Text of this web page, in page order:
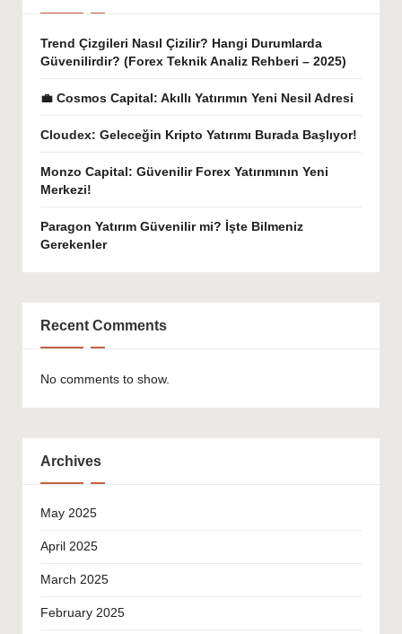
Trend Çizgileri Nasıl Çizilir? Hangi Durumlarda
Güvenilirdir? (Forex Teknik Analiz Rehberi – 2025)
💼 Cosmos Capital: Akıllı Yatırımın Yeni Nesil Adresi
Cloudex: Geleceğin Kripto Yatırımı Burada Başlıyor!
Monzo Capital: Güvenilir Forex Yatırımının Yeni
Merkezi!
Paragon Yatırım Güvenilir mi? İşte Bilmeniz
Gerekenler
Recent Comments
No comments to show.
Archives
May 2025
April 2025
March 2025
February 2025